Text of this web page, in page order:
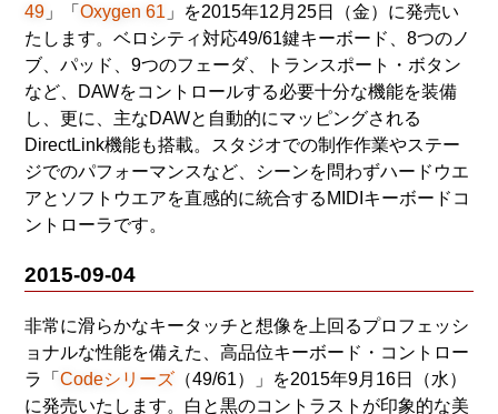
49 」「Oxygen 61 」を2015年12月25日（金）に発売い
たします。ベロシティ対応49/61鍵キーボード、8つのノ
ブ、パッド、9つのフェーダ、トランスポート・ボタン
など、DAWをコントロールする必要十分な機能を装備
し、更に、主なDAWと自動的にマッピングされる
DirectLink機能も搭載。スタジオでの制作作業やステー
ジでのパフォーマンスなど、シーンを問わずハードウエ
アとソフトウエアを直感的に統合するMIDIキーボードコ
ントローラです。
2015-09-04
非常に滑らかなキータッチと想像を上回るプロフェッシ
ョナルな性能を備えた、高品位キーボード・コントロー
ラ「Codeシリーズ （49/61）」を2015年9月16日（水）
に発売いたします。白と黒のコントラストが印象的な美